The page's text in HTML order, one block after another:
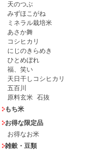
天のつぶ
みずほこがね
ミネラル栽培米
あさか舞
コシヒカリ
にじのきらめき
ひとめぼれ
福、笑い
天日干しコシヒカリ
五百川
原料玄米 石抜
もち米
お得な限定品
お得なお米
雑穀・豆類